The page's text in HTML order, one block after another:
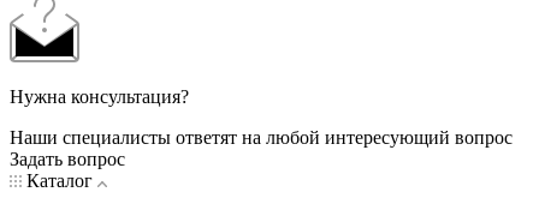
Нужна консультация?
Наши специалисты ответят на любой интересующий вопрос
Задать вопрос
Каталог